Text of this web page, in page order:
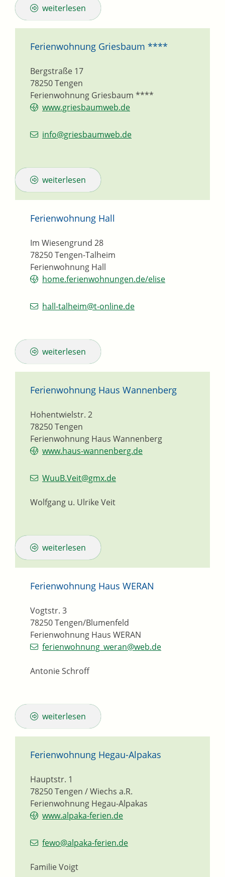
weiterlesen
Ferienwohnung Griesbaum ****
Ferienwohnung Griesbaum ****
Bergstraße 17
78250Tengen
www.griesbaumweb.de
info@griesbaumweb.de
weiterlesen
Ferienwohnung Hall
Ferienwohnung Hall
Im Wiesengrund 28
78250Tengen-Talheim
home.ferienwohnungen.de/elise
hall-talheim@t-online.de
weiterlesen
Ferienwohnung Haus Wannenberg
Ferienwohnung Haus Wannenberg
Hohentwielstr. 2
78250Tengen
www.haus-wannenberg.de
WuuB.Veit@gmx.de
Wolfgang u. Ulrike Veit
weiterlesen
Ferienwohnung Haus WERAN
Ferienwohnung Haus WERAN
Vogtstr. 3
78250Tengen/Blumenfeld
ferienwohnung_weran@web.de
Antonie Schroff
weiterlesen
Ferienwohnung Hegau-Alpakas
Ferienwohnung Hegau-Alpakas
Hauptstr. 1
78250Tengen / Wiechs a.R.
www.alpaka-ferien.de
fewo@alpaka-ferien.de
Familie Voigt